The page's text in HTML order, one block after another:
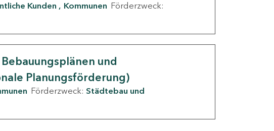
Kunden Kommunen Förderzweck:
und
Planungsförderung)
Förderzweck: Städtebau und